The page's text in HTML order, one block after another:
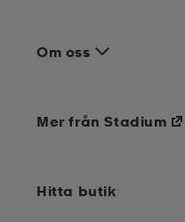
Om oss
Mer från Stadium
Hitta butik